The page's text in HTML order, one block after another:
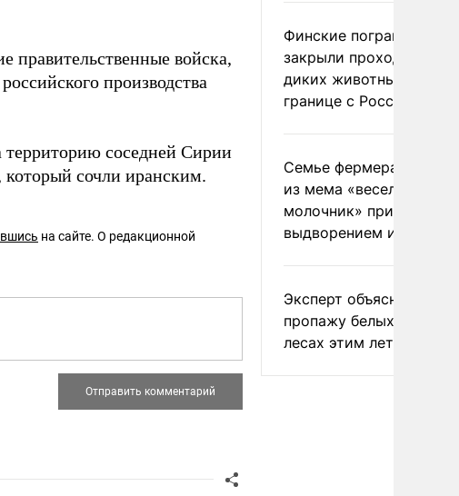
правительственные войска,
производства
территорию соседней Сирии
который сочли иранским.
на сайте. О редакционной
Финские пограничники
закрыли проходы для
диких животных на
границе с Россией
Семье фермера
из мема «веселый
молочник» пригрозили
выдворением из
Эксперт объяснил
пропажу белых грибов
лесах этим летом